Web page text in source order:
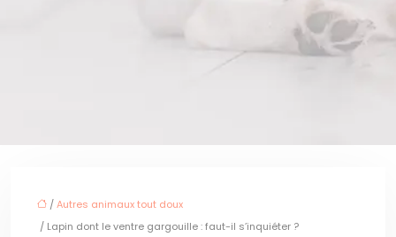
/Autres animaux tout doux
/ Lapin dont le ventre gargouille : faut-il s’inquiéter ?